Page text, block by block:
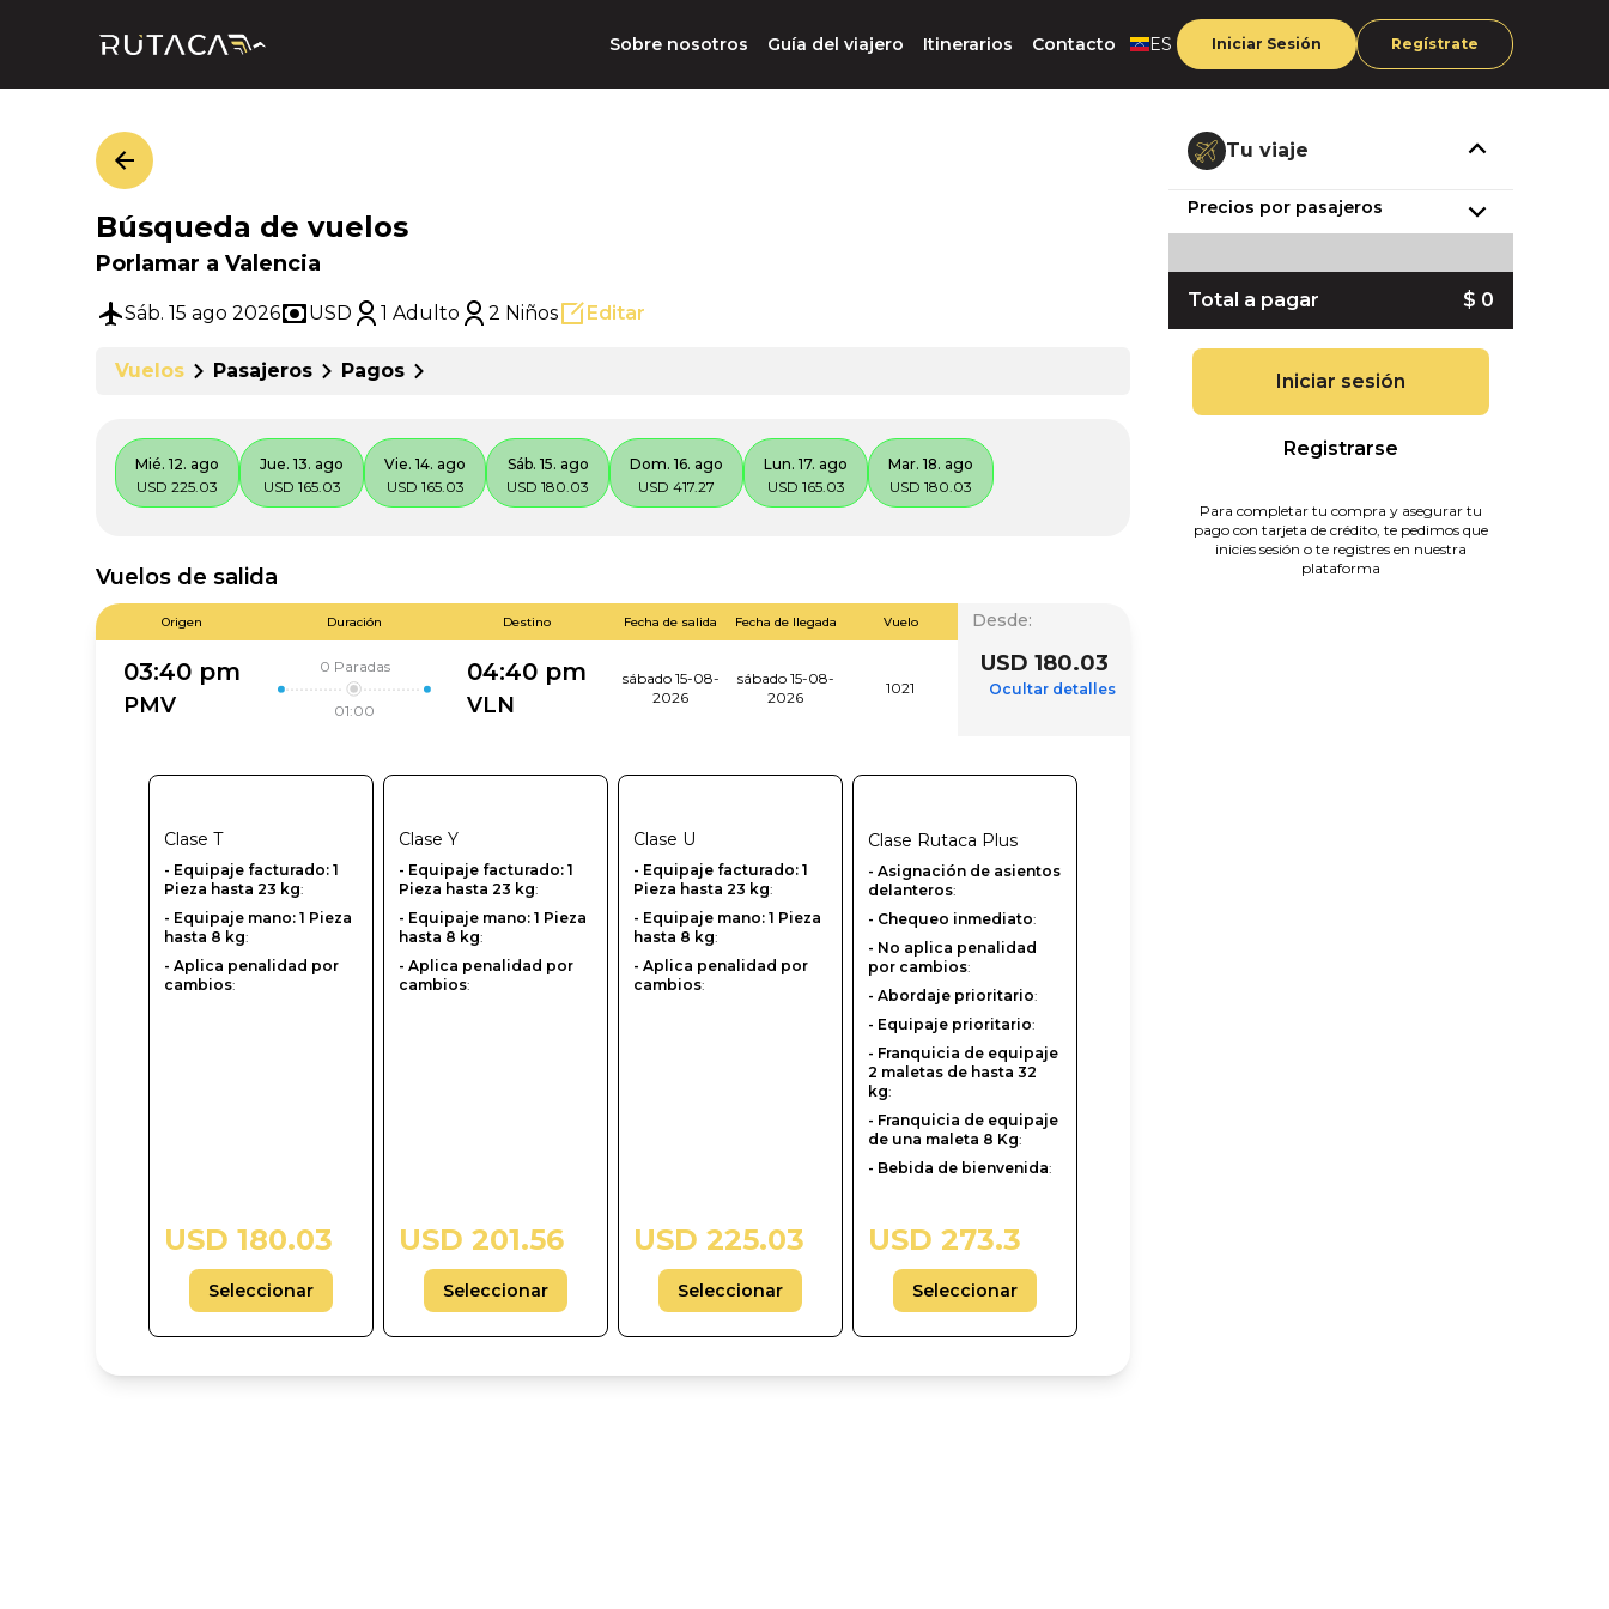
Sobre nosotros Guía del viajero Itinerarios Contacto ES Iniciar Sesión Regístrate
Búsqueda de vuelos
Porlamar a Valencia
Sáb. 15 ago 2026 USD 1 Adulto 2 Niños Editar
Vuelos Pasajeros Pagos
Mié. 12. ago
USD 225.03
Jue. 13. ago
USD 165.03
Vie. 14. ago
USD 165.03
Sáb. 15. ago
USD 180.03
Dom. 16. ago
USD 417.27
Lun. 17. ago
USD 165.03
Mar. 18. ago
USD 180.03
Vuelos de salida
Origen Duración Destino Fecha de salida Fecha de llegada Vuelo
03:40 pm
PMV
0 Paradas
01:00
04:40 pm
VLN
sábado 15-08-
2026
sábado 15-08-
2026
1021
Desde:
USD 180.03
Ocultar detalles
Clase T
- Equipaje facturado: 1
Pieza hasta 23 kg:
- Equipaje mano: 1 Pieza
hasta 8 kg:
- Aplica penalidad por
cambios:
USD 180.03
Seleccionar
Clase Y
-‎ Equipaje facturado: 1
Pieza hasta 23 kg:
- Equipaje mano: 1 Pieza
hasta 8 kg:
- Aplica penalidad por
cambios:
USD 201.56
Seleccionar
Clase U
-‎ Equipaje facturado: 1
Pieza hasta 23 kg:
- Equipaje mano: 1 Pieza
hasta 8 kg:
- Aplica penalidad por
cambios:
USD 225.03
Seleccionar
Clase Rutaca Plus
- Asignación de asientos
delanteros:
- Chequeo inmediato:
- No aplica penalidad
por cambios:
- Abordaje prioritario:
- Equipaje prioritario:
- Franquicia de equipaje
2 maletas de hasta 32
kg:
- Franquicia de equipaje
de una maleta 8 Kg:
- Bebida de bienvenida:
USD 273.3
Seleccionar
Tu viaje
Precios por pasajeros
Total a pagar $ 0
Iniciar sesión
Registrarse
Para completar tu compra y asegurar tu
pago con tarjeta de crédito, te pedimos que
inicies sesión o te registres en nuestra
plataforma